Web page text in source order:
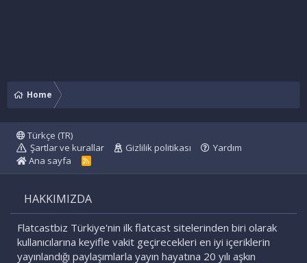
Home
Türkçe (TR)
Şartlar ve kurallar
Gizlilik politikası
Yardım
Ana sayfa
R
HAKKIMIZDA
Flatcastbiz Türkiye'nin ilk flatcast sitelerinden biri olarak
kullanıcılarına keyifle vakit geçirecekleri en iyi içeriklerin
yayınlandığı paylaşımlarla yayın hayatına 20 yılı aşkın